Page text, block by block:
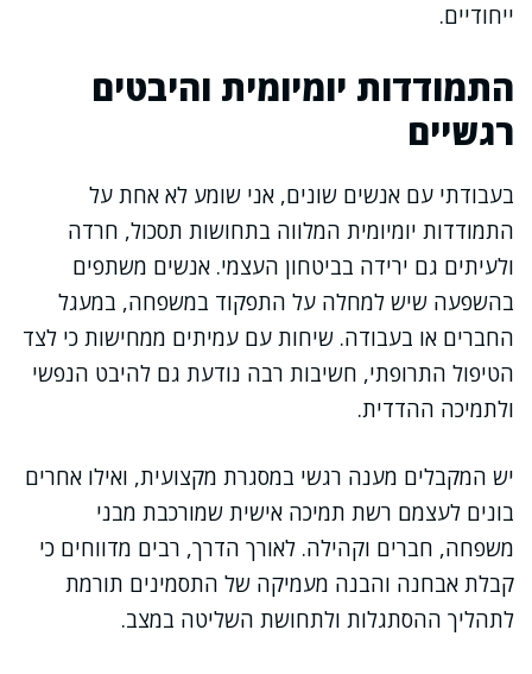
ייחודיים.
התמודדות יומיומית והיבטים
רגשיים
בעבודתי עם אנשים שונים, אני שומע לא אחת על
התמודדות יומיומית המלווה בתחושות תסכול, חרדה
ולעיתים גם ירידה בביטחון העצמי. אנשים משתפים
בהשפעה שיש למחלה על התפקוד במשפחה, במעגל
החברים או בעבודה. שיחות עם עמיתים ממחישות כי לצד
הטיפול התרופתי, חשיבות רבה נודעת גם להיבט הנפשי
ולתמיכה ההדדית.
יש המקבלים מענה רגשי במסגרת מקצועית, ואילו אחרים
בונים לעצמם רשת תמיכה אישית שמורכבת מבני
משפחה, חברים וקהילה. לאורך הדרך, רבים מדווחים כי
קבלת אבחנה והבנה מעמיקה של התסמינים תורמת
לתהליך ההסתגלות ולתחושת השליטה במצב.